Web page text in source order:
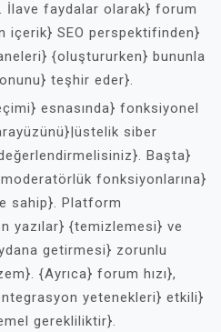
İlave faydalar olarak} forum
içerik} SEO perspektifinden}
{oluştururken} bununla
teşhir eder}.
esnasında} fonksiyonel
siber
Başta}
moderatörlük fonksiyonlarına}
sahip}. Platform
yazılar} {temizlemesi} ve
getirmesi} zorunlu
{Ayrıca} forum hızı},
yetenekleri} etkili}
gerekliliktir}.